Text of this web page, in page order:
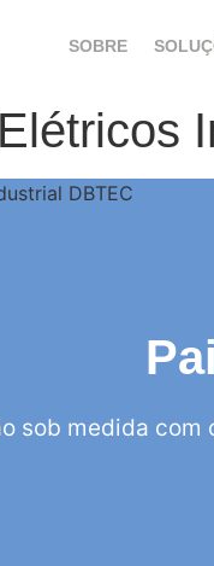
SOBRE
sob medida com